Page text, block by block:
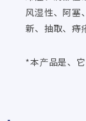
风湿性、阿塞
新、抽取、痔
*本产品是、